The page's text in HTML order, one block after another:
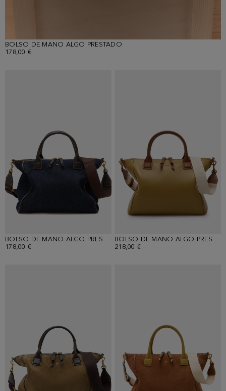
BOLSO DE MANO ALGO PRESTADO
178,00 €
BOLSO DE MANO ALGO PRESTADO
178,00 €
BOLSO DE MANO ALGO PRESTADO
218,00 €